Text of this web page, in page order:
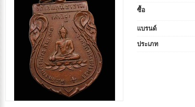
ซื้อ
แบรนด์
ประเภท